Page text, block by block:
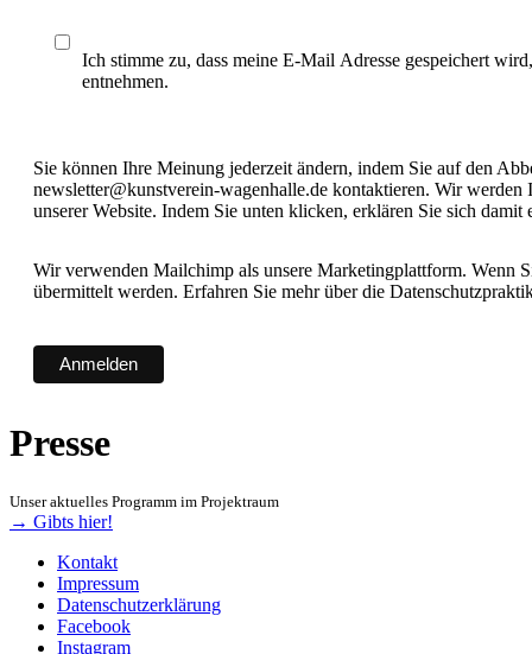
Ich stimme zu, dass meine E-Mail Adresse gespeichert
entnehmen.
Sie können Ihre Meinung jederzeit ändern, indem Sie auf den
newsletter@kunstverein-wagenhalle.de kontaktieren. Wir
unserer Website. Indem Sie unten klicken, erklären Sie sich
Wir verwenden Mailchimp als unsere Marketingplattform. Wenn
übermittelt werden. Erfahren Sie mehr über die
Presse
Unser aktuelles Programm im Projektraum
→ Gibts hier!
Kontakt
Impressum
Datenschutzerklärung
Facebook
Instagram